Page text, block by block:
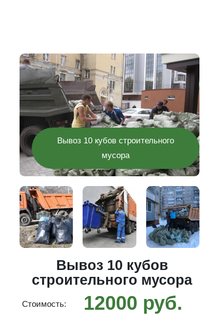
Вывоз 10 кубов строительного
мусора
Вывоз 10 кубов
строительного мусора
Стоимость: 12000 руб.